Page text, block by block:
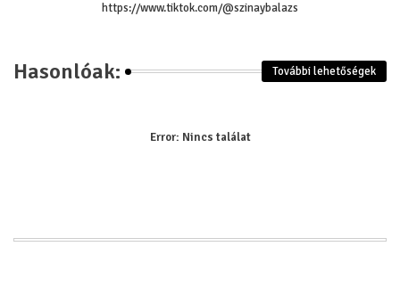
https://www.tiktok.com/@szinaybalazs
Hasonlóak: További lehetőségek
Error: Nincs találat